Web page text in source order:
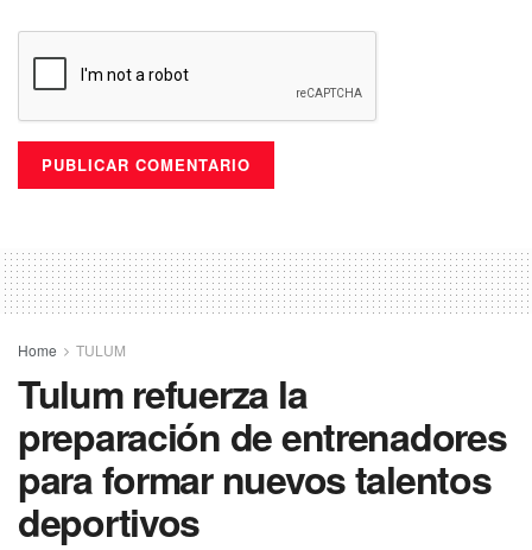
Home TULUM
Tulum refuerza la
preparación de entrenadores
para formar nuevos talentos
deportivos